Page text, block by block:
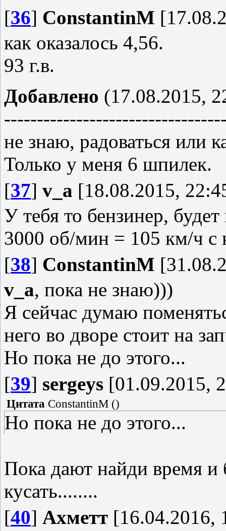
[36] ConstantinM
как оказалось 4,56.
93 г.в.
Добавлено (17.08.2015,
не знаю, радоваться или
Только у меня 6 шпилек.
[37] v_a [18.08.2015,
У тебя то бензинер,
3000 об/мин = 105 км/ч с
[38] ConstantinM
v_a, пока не знаю)))
Я сейчас думаю
него во дворе стоит на
Но пока не до этого...
[39] sergeys [01.09.2015,
Цитата ConstantinM ()
Но пока не до этого...
Пока дают найди время и
кусать........
[40] Ахметт [16.04.2016,